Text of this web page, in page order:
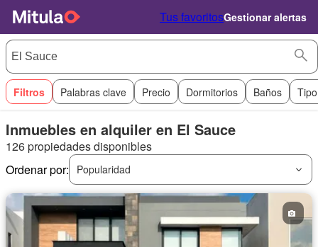
Tus favoritosGestionar alertas
Filtros Palabras clave Precio Dormitorios Baños
Inmuebles en alquiler en El Sauce
126 propiedades disponibles
Ordenar por:
Popularidad